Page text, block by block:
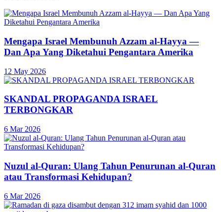
Mengapa Israel Membunuh Azzam al-Hayya —
Dan Apa Yang Diketahui Pengantara Amerika
12 May 2026
SKANDAL PROPAGANDA ISRAEL
TERBONGKAR
6 Mar 2026
Nuzul al-Quran: Ulang Tahun Penurunan al-Quran
atau Transformasi Kehidupan?
6 Mar 2026